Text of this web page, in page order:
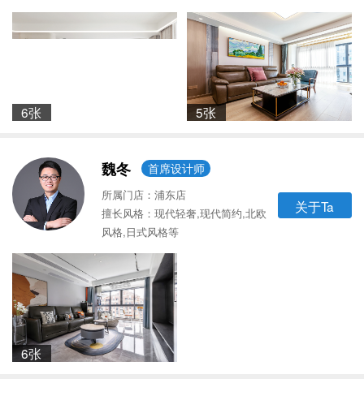
6张 5张
魏冬 首席设计师
所属门店：浦东店
擅长风格：现代轻奢,现代简约,北欧
风格,日式风格等
关于Ta
6张